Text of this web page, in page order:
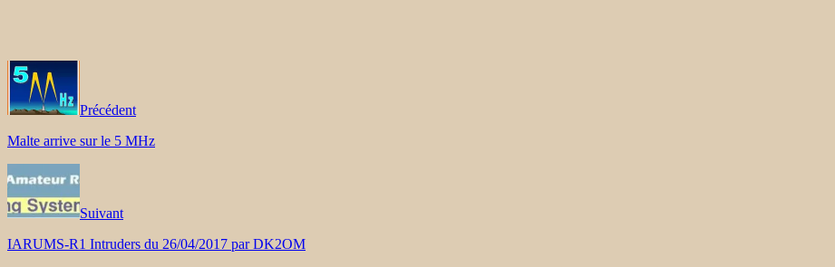
Précédent
Malte arrive sur le 5 MHz
Suivant
IARUMS-R1 Intruders du 26/04/2017 par DK2OM